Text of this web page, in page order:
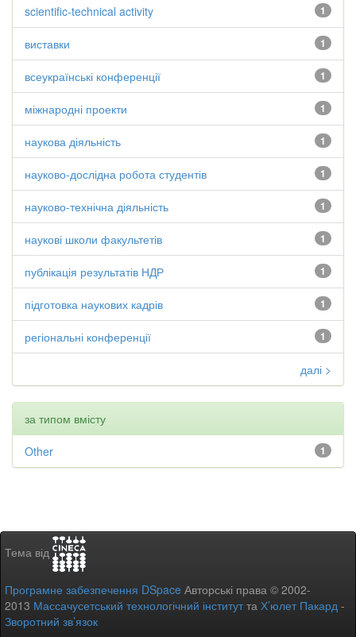
1
scientific-technical activity
1
виставки
1
всеукраїнські конференції
1
міжнародні проекти
1
наукова діяльність
1
науково-дослідна робота студентів
1
науково-технічна діяльність
1
наукові школи факультетів
1
публікація результатів НДР
1
підготовка наукових кадрів
1
регіональні конференції
далі >
за типом вмісту
1
Other
Тема від
Програмне забезпечення DSpace Авторські права © 2002-
2013 Массачусетський технологічний інститутта Х’юлет Пакард -
Зворотний зв’язок